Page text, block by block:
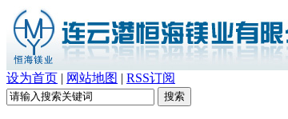
设为首页 | 网站地图 | RSS订阅